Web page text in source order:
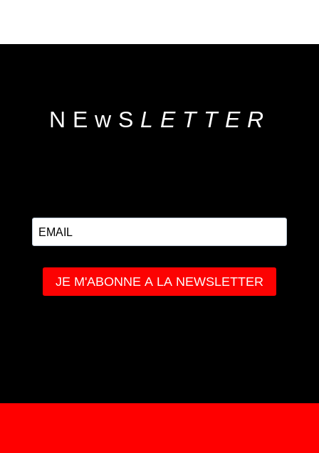
NEwS LETTER